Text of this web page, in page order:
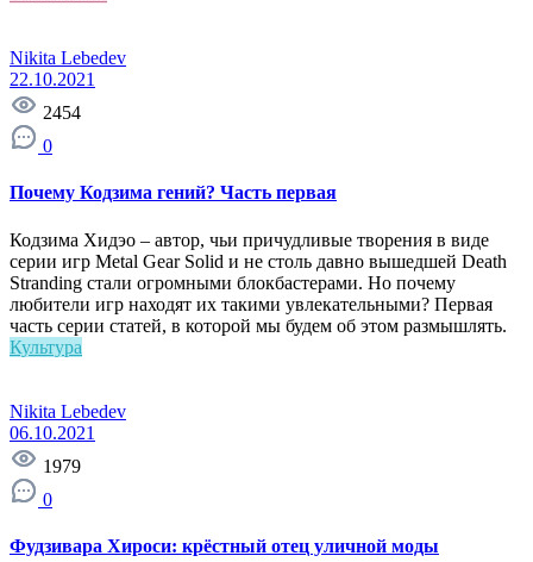
Nikita Lebedev
22.10.2021
2454
0
Почему Кодзима гений? Часть первая
Кодзима Хидэо – автор, чьи причудливые творения в виде
серии игр Metal Gear Solid и не столь давно вышедшей Death
Stranding стали огромными блокбастерами. Но почему
любители игр находят их такими увлекательными? Первая
часть серии статей, в которой мы будем об этом размышлять.
Культура
Nikita Lebedev
06.10.2021
1979
0
Фудзивара Хироси: крёстный отец уличной моды